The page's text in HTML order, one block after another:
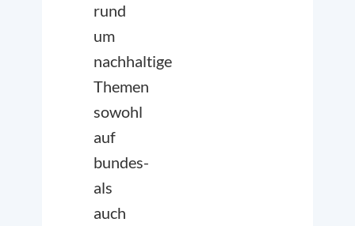
rund
um
nachhaltige
Themen
sowohl
auf
bundes-
als
auch